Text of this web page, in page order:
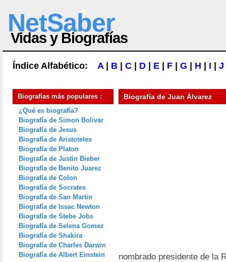
NetSaber
Vidas y Biografías
Índice Alfabético: A| B C D E F G H I J
Biografías más populares :
¿Qué es biografía?
Biografía de Simon Bolivar
Biografía de Jesus
Biografía de Aristoteles
Biografía de Platon
Biografía de Justin Bieber
Biografía de Benito Juarez
Biografía de Colon
Biografía de Socrates
Biografía de San Martin
Biografía de Issac Newton
Biografía de Stebe Jobs
Biografía de Selena Gomez
Biografía de Shakira
Biografía de Charles Darwin
Biografía de Albert Einstein
Biografía de Juan Álvarez
nombrado presidente de la